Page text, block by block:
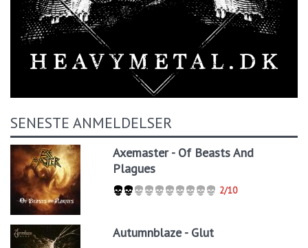
SENESTE ANMELDELSER
Axemaster - Of Beasts And
Plagues
2/10
Autumnblaze - Glut